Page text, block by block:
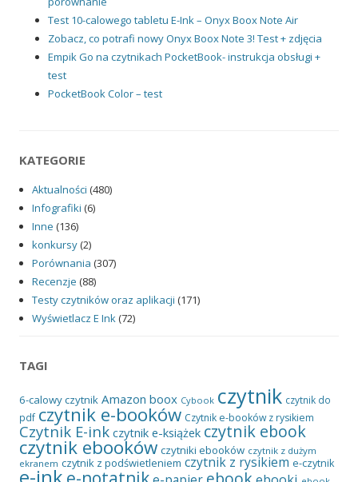
Test 10-calowego tabletu E-Ink – Onyx Boox Note Air
Zobacz, co potrafi nowy Onyx Boox Note 3! Test + zdjęcia
Empik Go na czytnikach PocketBook- instrukcja obsługi +
test
PocketBook Color – test
KATEGORIE
Aktualności (480)
Infografiki (6)
Inne (136)
konkursy(2)
Porównania (307)
Recenzje (88)
Testy czytników oraz aplikacji (171)
Wyświetlacz E Ink(72)
TAGI
6-calowy czytnik Amazon boox Cybook czytnik czytnik do
pdf czytnik e-booków Czytnik e-booków z rysikiem
Czytnik E-ink czytnik e-książek czytnik ebook
czytnik ebooków czytniki ebooków czytnik z dużym
ekranem czytnik z podświetleniem czytnik z rysikiem e-czytnik